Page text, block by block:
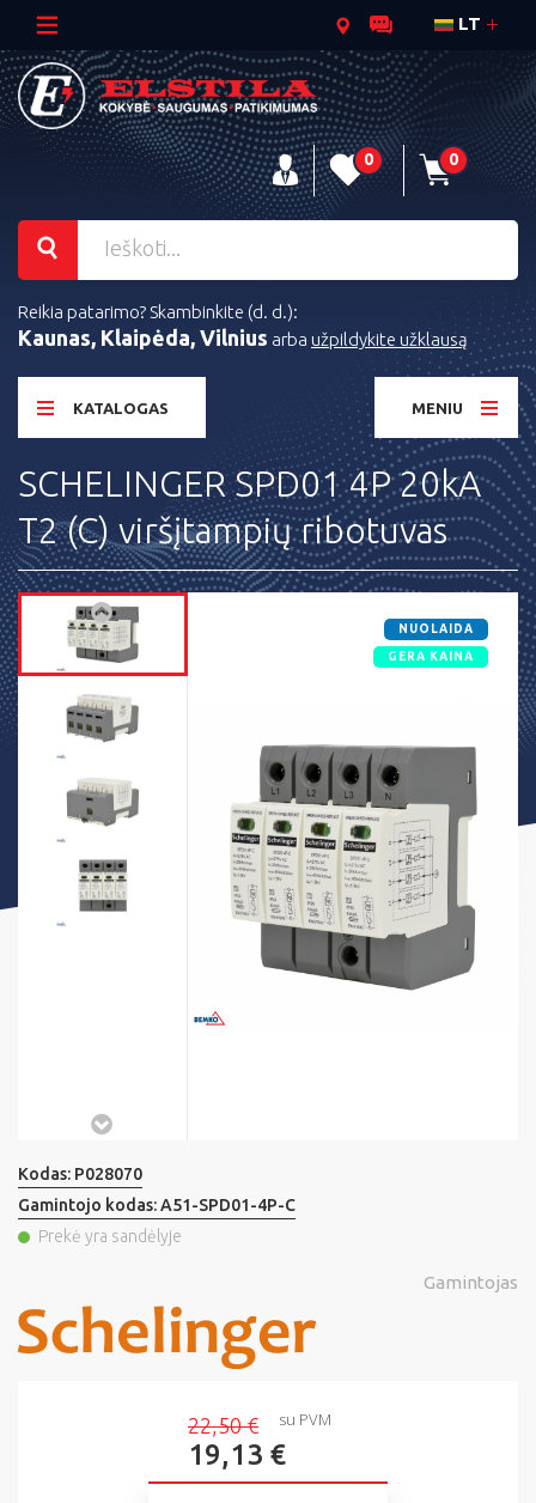
LT
0 0
Reikia patarimo? Skambinkite (d. d.):
Kaunas, Klaipėda, Vilnius arba užpildykite užklausą
KATALOGAS MENIU
SCHELINGER SPD01 4P 20kA
T2 (C) viršįtampių ribotuvas
NUOLAIDA
GERA KAINA
Kodas: P028070
Gamintojo kodas:A51-SPD01-4P-C
Prekė yra sandėlyje
Gamintojas
22,50 €
19,13 €
su PVM